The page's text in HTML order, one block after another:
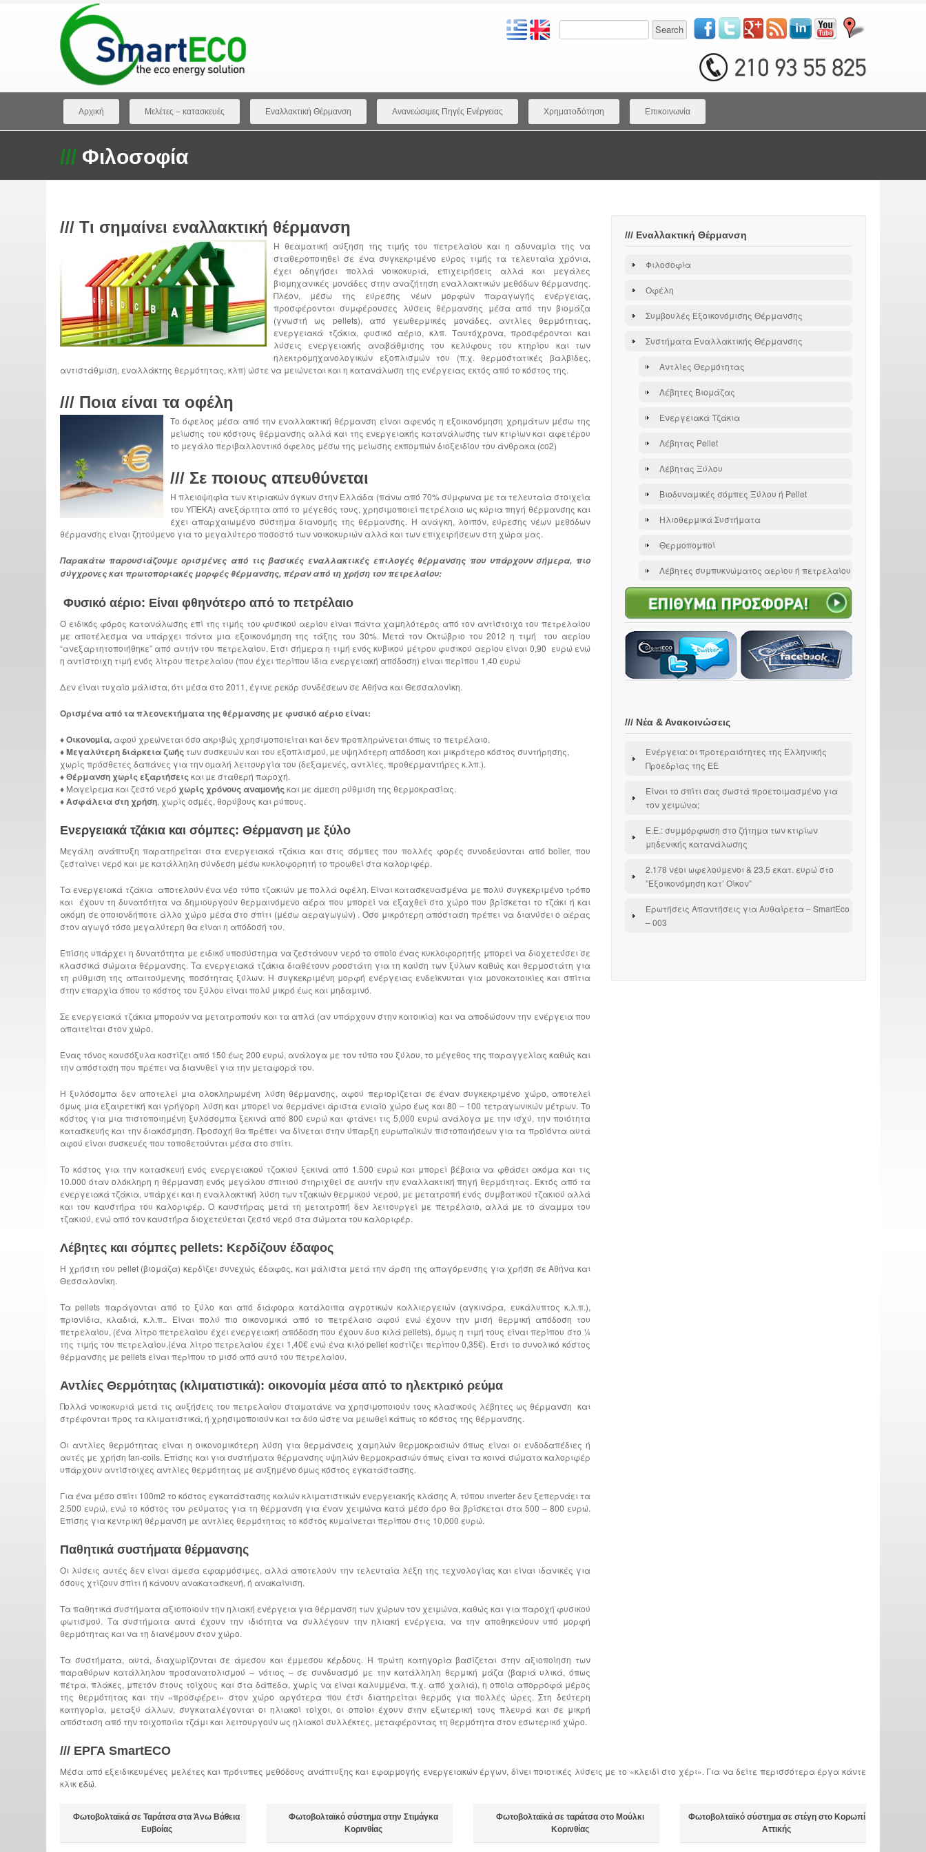
Αρχική Μελέτες – κατασκευές Εναλλακτική Θέρμανση Ανανεώσιμες Πηγές Ενέργειας Χρηματοδότηση Επικοινωνία
/// Φιλοσοφία
/// Εναλλακτική Θέρμανση
Φιλοσοφία
Οφέλη
Συμβουλές Εξοικονόμισης Θέρμανσης
Συστήματα Εναλλακτικής Θέρμανσης
Αντλίες Θερμότητας
Λέβητες Βιομάζας
Ενεργειακά Τζάκια
Λέβητας Pellet
Λέβητας Ξύλου
Βιοδυναμικές σόμπες Ξύλου ή Pellet
Ηλιοθερμικά Συστήματα
Θερμοπομποί
Λέβητες συμπυκνώματος αερίου ή πετρελαίου
/// Νέα & Ανακοινώσεις
Ενέργεια: οι προτεραιότητες της Ελληνικής
Προεδρίας της ΕΕ
Είναι το σπίτι σας σωστά προετοιμασμένο για
τον χειμώνα;
Ε.Ε.: συμμόρφωση στο ζήτημα των κτιρίων
μηδενικής κατανάλωσης
2.178 νέοι ωφελούμενοι & 23,5 εκατ. ευρώ στο
”Εξοικονόμηση κατ’ Οίκον”
Ερωτήσεις Απαντήσεις για Αυθαίρετα – SmartEco
– 003
/// Τι σημαίνει εναλλακτική θέρμανση
Η θεαματική αύξηση της τιμής του πετρελαίου και η αδυναμία της να
σταθεροποιηθεί σε ένα συγκεκριμένο εύρος τιμής τα τελευταία χρόνια,
έχει οδηγήσει πολλά νοικοκυριά, επιχειρήσεις αλλά και μεγάλες
βιομηχανικές μονάδες στην αναζήτηση εναλλακτικών μεθόδων θέρμανσης.
Πλέον, μέσω της εύρεσης νέων μορφών παραγωγής ενέργειας,
προσφέρονται συμφέρουσες λύσεις θέρμανσης μέσα από την βιομάζα
(γνωστή ως pellets), από γεωθερμικές μονάδες, αντλίες θερμότητας,
ενεργειακά τζάκια, φυσικό αέριο, κλπ. Ταυτόχρονα, προσφέρονται και
λύσεις ενεργειακής αναβάθμισης του κελύφους του κτηρίου και των
ηλεκτρομηχανολογικών εξοπλισμών του (π.χ. θερμοστατικές βαλβίδες,
αντιστάθμιση, εναλλάκτης θερμότητας, κλπ) ώστε να μειώνεται και η κατανάλωση της ενέργειας εκτός από το κόστος της.
/// Ποια είναι τα οφέλη
Το όφελος μέσα από την εναλλακτική θέρμανση είναι αφενός η εξοικονόμηση χρημάτων μέσω της
μείωσης του κόστους θέρμανσης αλλά και της ενεργειακής κατανάλωσης των κτιρίων και αφετέρου
το μεγάλο περιβαλλοντικό όφελος μέσω της μείωσης εκπομπών διοξειδίου του άνθρακα (co2)
/// Σε ποιους απευθύνεται
Η πλειοψηφία των κτιριακών όγκων στην Ελλάδα (πάνω από 70% σύμφωνα με τα τελευταία στοιχεία
του ΥΠΕΚΑ) ανεξάρτητα από το μέγεθός τους, χρησιμοποιεί πετρέλαιο ως κύρια πηγή θέρμανσης και
έχει απαρχαιωμένο σύστημα διανομής της θέρμανσης. Η ανάγκη, λοιπόν, εύρεσης νέων μεθόδων
θέρμανσης είναι ζητούμενο για το μεγαλύτερο ποσοστό των νοικοκυριών αλλά και των επιχειρήσεων στη χώρα μας.
Παρακάτω παρουσιάζουμε ορισμένες από τις βασικές εναλλακτικές επιλογές θέρμανσης που υπάρχουν σήμερα, πιο
σύγχρονες και πρωτοποριακές μορφές θέρμανσης, πέραν από τη χρήση του πετρελαίου:
Φυσικό αέριο: Είναι φθηνότερο από το πετρέλαιο
Ο ειδικός φόρος κατανάλωσης επί της τιμής του φυσικού αερίου είναι πάντα χαμηλότερος από τον αντίστοιχο του πετρελαίου
με αποτέλεσμα να υπάρχει πάντα μια εξοικονόμηση της τάξης του 30%. Μετά τον Οκτώβριο του 2012 η τιμή του αερίου
“ανεξαρτητοποιήθηκε” από αυτήν του πετρελαίου. Ετσι σήμερα η τιμή ενός κυβικού μέτρου φυσικού αερίου είναι 0,90 ευρώ ενώ
η αντίστοιχη τιμή ενός λίτρου πετρελαίου (που έχει περίπου ίδια ενεργειακή απόδοση) είναι περίπου 1,40 ευρώ
Δεν είναι τυχαίο μάλιστα, ότι μέσα στο 2011, έγινε ρεκόρ συνδέσεων σε Αθήνα και Θεσσαλονίκη.
Ορισμένα από τα πλεονεκτήματα της θέρμανσης με φυσικό αέριο είναι:
♦Οικονοµία, αφού χρεώνεται όσο ακριβώς χρησιμοποιείται και δεν προπληρώνεται όπως το πετρέλαιο.
♦Μεγαλύτερη διάρκεια ζωής των συσκευών και του εξοπλισμού, µε υψηλότερη απόδοση και μικρότερο κόστος συντήρησης,
χωρίς πρόσθετες δαπάνες για την οµαλή λειτουργία του (δεξαμενές, αντλίες, προθερμαντήρες κ.λπ.).
♦Θέρμανση χωρίς εξαρτήσειςκαι µε σταθερή παροχή.
♦ Μαγείρεµα και ζεστό νερό χωρίς χρόνους αναµονήςκαι µε άµεση ρύθμιση της θερμοκρασίας.
♦Ασφάλεια στη χρήση, χωρίς οσµές, θορύβους και ρύπους.
Ενεργειακά τζάκια και σόμπες: Θέρμανση με ξύλο
Μεγάλη ανάπτυξη παρατηρείται στα ενεργειακά τζάκια και στις σόμπες που πολλές φορές συνοδεύονται από boiler, που
ζεσταίνει νερό και με κατάλληλη σύνδεση μέσω κυκλοφορητή το προωθεί στα καλοριφέρ.
Τα ενεργειακά τζάκια αποτελούν ένα νέο τύπο τζακιών με πολλά οφέλη. Είναι κατασκευασμένα με πολύ συγκεκριμένο τρόπο
και έχουν τη δυνατότητα να δημιουργούν θερμαινόμενο αέρα που μπορεί να εξαχθεί στο χώρο που βρίσκεται το τζάκι ή και
ακόμη σε οποιονδήποτε άλλο χώρο μέσα στο σπίτι (μέσω αεραγωγών) . Όσο μικρότερη απόσταση πρέπει να διανύσει ο αέρας
στον αγωγό τόσο μεγαλύτερη θα είναι η απόδοσή του.
Επίσης υπάρχει η δυνατότητα με ειδικό υποσύστημα να ζεστάνουν νερό το οποίο ένας κυκλοφορητής μπορεί να διοχετεύσει σε
κλασσικά σώματα θέρμανσης. Τα ενεργειακά τζάκια διαθέτουν ροοστάτη για τη καύση των ξύλων καθώς και θερμοστάτη για
τη ρύθμιση της απαιτούμενης ποσότητας ξύλων. Η συγκεκριμένη μορφή ενέργειας ενδείκνυται για μονοκατοικίες και σπίτια
στην επαρχία όπου το κόστος του ξύλου είναι πολύ μικρό έως και μηδαμινό.
Σε ενεργειακά τζάκια μπορούν να μετατραπούν και τα απλά (αν υπάρχουν στην κατοικία) και να αποδώσουν την ενέργεια που
απαιτείται στον χώρο.
Ένας τόνος καυσόξυλα κοστίζει από 150 έως 200 ευρώ, ανάλογα με τον τύπο του ξύλου, το μέγεθος της παραγγελίας καθώς και
την απόσταση που πρέπει να διανυθεί για την μεταφορά του.
Η ξυλόσομπα δεν αποτελεί μια ολοκληρωμένη λύση θέρμανσης, αφού περιορίζεται σε έναν συγκεκριμένο χώρο, αποτελεί
όμως μια εξαιρετική και γρήγορη λύση και μπορεί να θερμάνει άριστα ενιαίο χώρο έως και 80 – 100 τετραγωνικών μέτρων. Το
κόστος για μια πιστοποιημένη ξυλόσομπα ξεκινά από 800 ευρώ και φτάνει τις 5,000 ευρώ ανάλογα με την ισχύ, την ποιότητα
κατασκευής και την διακόσμηση. Προσοχή θα πρέπει να δίνεται στην ύπαρξη ευρωπαϊκών πιστοποιήσεων για τα προϊόντα αυτά
αφού είναι συσκευές που τοποθετούνται μέσα στο σπίτι.
Το κόστος για την κατασκευή ενός ενεργειακού τζακιού ξεκινά από 1.500 ευρώ και μπορεί βέβαια να φθάσει ακόμα και τις
10.000 όταν ολόκληρη η θέρμανση ενός μεγάλου σπιτιού στηριχθεί σε αυτήν την εναλλακτική πηγή θερμότητας. Εκτός από τα
ενεργειακά τζάκια, υπάρχει και η εναλλακτική λύση των τζακιών θερμικού νερού, με μετατροπή ενός συμβατικού τζακιού αλλά
και του καυστήρα του καλοριφέρ. Ο καυστήρας μετά τη μετατροπή δεν λειτουργεί με πετρέλαιο, αλλά με το άναμμα του
τζακιού, ενώ από τον καυστήρα διοχετεύεται ζεστό νερό στα σώματα του καλοριφέρ.
Λέβητες και σόμπες pellets: Κερδίζουν έδαφος
Η χρήστη του pellet (βιομάζα) κερδίζει συνεχώς έδαφος, και μάλιστα μετά την άρση της απαγόρευσης για χρήση σε Αθήνα και
Θεσσαλονίκη.
Τα pellets παράγονται από το ξύλο και από διάφορα κατάλοιπα αγροτικών καλλιεργειών (αγκινάρα, ευκάλυπτος κ.λ.π.),
πριονίδια, κλαδιά, κ.λ.π.. Είναι πολύ πιο οικονομικά από το πετρέλαιο αφού ενώ έχουν την μισή θερμική απόδοση του
πετρελαίου, (ένα λίτρο πετρελαίου έχει ενεργειακή απόδοση που έχουν δυο κιλά pellets), όμως η τιμή τους είναι περίπου στο ¼
της τιμής του πετρελαίου.(ένα λίτρο πετρελαίου έχει 1,40€ ενώ ένα κιλό pellet κοστίζει περίπου 0,35€). Έτσι το συνολικό κόστος
θέρμανσης με pellets είναι περίπου το μισό από αυτό του πετρελαίου.
Αντλίες Θερμότητας (κλιματιστικά): οικονομία μέσα από το ηλεκτρικό ρεύμα
Πολλά νοικοκυριά μετά τις αυξήσεις του πετρελαίου σταματάνε να χρησιμοποιούν τους κλασικούς λέβητες ως θέρμανση και
στρέφονται προς τα κλιματιστικά, ή χρησιμοποιούν και τα δύο ώστε να μειωθεί κάπως το κόστος της θέρμανσης.
Οι αντλίες θερμότητας είναι η οικονομικότερη λύση για θερμάνσεις χαμηλών θερμοκρασιών όπως είναι οι ενδοδαπέδιες ή
αυτές με χρήση fan-coils. Επίσης και για συστήματα θέρμανσης υψηλών θερμοκρασιών όπως είναι τα κοινά σώματα καλοριφέρ
υπάρχουν αντίστοιχες αντλίες θερμότητας με αυξημένο όμως κόστος εγκατάστασης.
Για ένα μέσο σπίτι 100m2 το κόστος εγκατάστασης καλών κλιματιστικών ενεργειακής κλάσης Α, τύπου ιnverter δεν ξεπερνάει τα
2.500 ευρώ, ενώ το κόστος του ρεύματος για τη θέρμανση για έναν χειμώνα κατά μέσο όρο θα βρίσκεται στα 500 – 800 ευρώ.
Επίσης για κεντρική θέρμανση με αντλίες θερμότητας το κόστος κυμαίνεται περίπου στις 10,000 ευρώ.
Παθητικά συστήματα θέρμανσης
Οι λύσεις αυτές δεν είναι άμεσα εφαρμόσιμες, αλλά αποτελούν την τελευταία λέξη της τεχνολογίας και είναι ιδανικές για
όσους χτίζουν σπίτι ή κάνουν ανακατασκευή, ή ανακαίνιση.
Τα παθητικά συστήματα αξιοποιούν την ηλιακή ενέργεια για θέρμανση των χώρων τον χειμώνα, καθώς και για παροχή φυσικού
φωτισμού. Τα συστήματα αυτά έχουν την ιδιότητα να συλλέγουν την ηλιακή ενέργεια, να την αποθηκεύουν υπό μορφή
θερμότητας και να τη διανέμουν στον χώρο.
Τα συστήματα, αυτά, διαχωρίζονται σε άμεσου και έμμεσου κέρδους. Η πρώτη κατηγορία βασίζεται στην αξιοποίηση των
παραθύρων κατάλληλου προσανατολισμού – νότιος – σε συνδυασμό με την κατάλληλη θερμική μάζα (βαριά υλικά, όπως
πέτρα, πλάκες, μπετόν στους τοίχους και στα δάπεδα, χωρίς να είναι καλυμμένα, π.χ. από χαλιά), η οποία απορροφά μέρος
της θερμότητας και την «προσφέρει» στον χώρο αργότερα που έτσι διατηρείται θερμός για πολλές ώρες. Στη δεύτερη
κατηγορία, μεταξύ άλλων, συγκαταλέγονται οι ηλιακοί τοίχοι, οι οποίοι έχουν στην εξωτερική τους πλευρά και σε μικρή
απόσταση από την τοιχοποιία τζάμι και λειτουργούν ως ηλιακοί συλλέκτες, μεταφέροντας τη θερμότητα στον εσωτερικό χώρο.
/// ΕΡΓΑ SmartECO
Μέσα από εξειδικευμένες μελέτες και πρότυπες μεθόδους ανάπτυξης και εφαρμογής ενεργειακών έργων, δίνει ποιοτικές λύσεις με το «κλειδί στο χέρι». Για να δείτε περισσότερα έργα κάντε
κλικ εδώ.
Φωτοβολταϊκά σε Ταράτσα στα Άνω Βάθεια
Ευβοίας
Φωτοβολταϊκό σύστημα στην Στιμάγκα
Κορινθίας
Φωτοβολταϊκά σε ταράτσα στο Μούλκι
Κορινθίας
Φωτοβολταϊκό σύστημα σε στέγη στο Κορωπί
Αττικής